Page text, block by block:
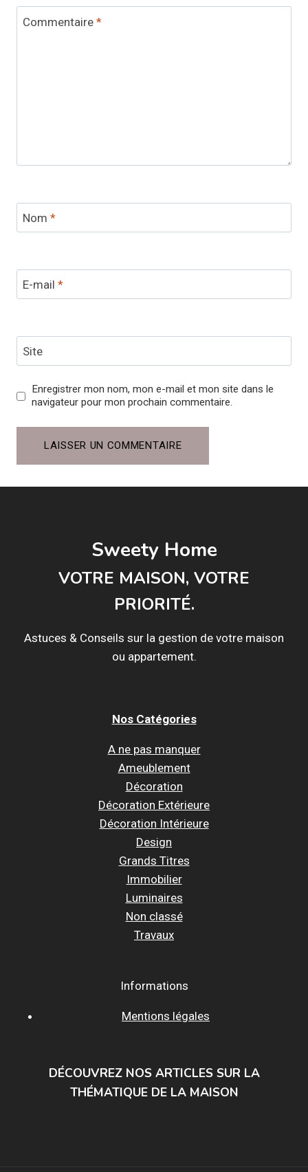
Commentaire *
Nom *
E-mail *
Site
Enregistrer mon nom, mon e-mail et mon site dans le
navigateur pour mon prochain commentaire.
Sweety Home
VOTRE MAISON, VOTRE
PRIORITÉ.
Astuces & Conseils sur la gestion de votre maison
ou appartement.
Nos Catégories
A ne pas manquer
Ameublement
Décoration
Décoration Extérieure
Décoration Intérieure
Design
Grands Titres
Immobilier
Luminaires
Non classé
Travaux
Informations
Mentions légales
DÉCOUVREZ NOS ARTICLES SUR LA
THÉMATIQUE DE LA MAISON